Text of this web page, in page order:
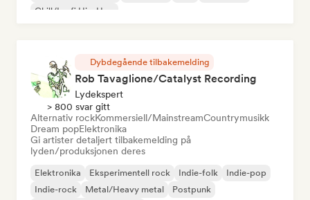
Chill/Lo-fi Hip-Hop
Dybdegående tilbakemelding
Rob Tavaglione/Catalyst Recording
Lydekspert
> 800 svar gitt
Alternativ rockKommersiell/MainstreamCountrymusikk
Dream popElektronika
Gi artister detaljert tilbakemelding på
lyden/produksjonen deres
Elektronika Eksperimentell rock Indie-folk
Indie-pop
Indie-rock
Metal/Heavy metal
Postpunk